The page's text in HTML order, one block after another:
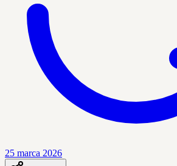
25 marca 2026